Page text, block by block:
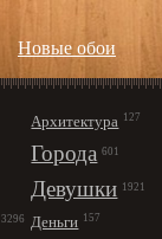
Новые обои
3296
Архитектура 127
Города 601
Девушки 1921
Деньги 157